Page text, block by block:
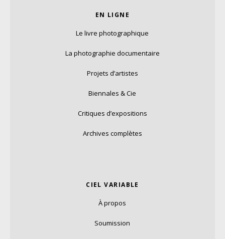
EN LIGNE
Le livre photographique
La photographie documentaire
Projets d’artistes
Biennales & Cie
Critiques d’expositions
Archives complètes
CIEL VARIABLE
À propos
Soumission